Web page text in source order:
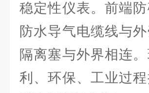
稳定性仪表。前端
防水导气电缆线与
隔离塞与外界相连
利、环保、工业过